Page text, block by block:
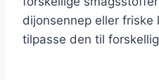
dijonsennep eller
tilpasse den til